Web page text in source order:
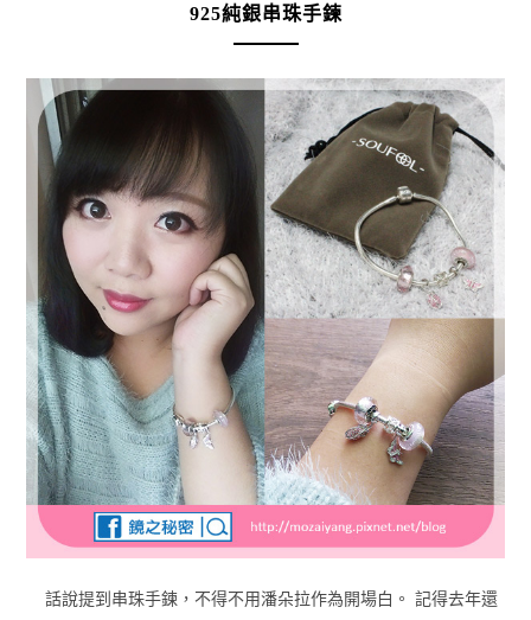
925純銀串珠手鍊
話說提到串珠手鍊，不得不用潘朵拉作為開場白。 記得去年還